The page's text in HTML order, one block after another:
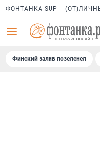
ФОНТАНКА SUP
Финский залив позеленел